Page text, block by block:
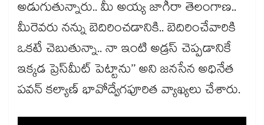
అడుగుతున్నారు.. మీ అయ్య జాగీరా తెలంగాణ..
మీరెవరు నన్ను బెదిరించడానికి.. బెదిరించేవారికి
ఒకటే చెబుతున్నా.. నా ఇంటి అడ్రస్‌ చెప్పడానికే
ఇక్కడ ప్రెస్‌మీట్‌ పెట్టాను’’ అని జనసేన అధినేత
పవన్‌ కల్యాణ్‌ భావోద్వేగపూరిత వ్యాఖ్యలు చేశారు.